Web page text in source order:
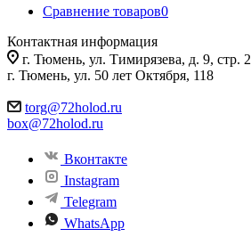
Сравнение товаров0
Контактная информация
г. Тюмень, ул. Тимирязева, д. 9, стр. 2
г. Тюмень, ул. 50 лет Октября, 118
torg@72holod.ru
box@72holod.ru
Вконтакте
Instagram
Telegram
WhatsApp